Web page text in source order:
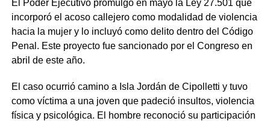
El Poder Ejecutivo promulgó en mayo la Ley 27.501 que
incorporó el acoso callejero como modalidad de violencia
hacia la mujer y lo incluyó como delito dentro del Código
Penal. Este proyecto fue sancionado por el Congreso en
abril de este año.
El caso ocurrió camino a Isla Jordán de Cipolletti y tuvo
como víctima a una joven que padeció insultos, violencia
física y psicológica. El hombre reconoció su participación